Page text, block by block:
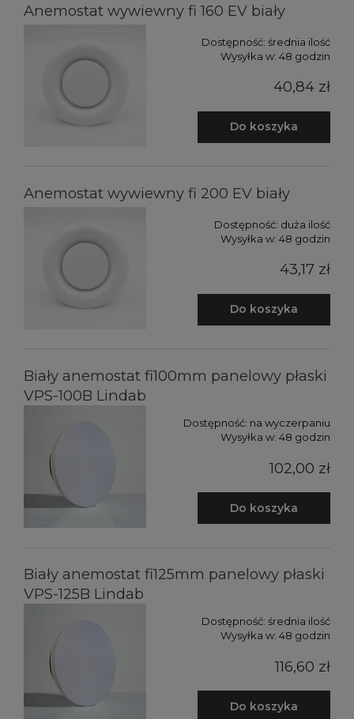
Anemostat wywiewny fi 160 EV biały
Dostępność: średnia ilość
Wysyłka w: 48 godzin
40,84 zł
Do koszyka
Anemostat wywiewny fi 200 EV biały
Dostępność: duża ilość
Wysyłka w: 48 godzin
43,17 zł
Do koszyka
Biały anemostat fi100mm panelowy płaski
VPS-100B Lindab
Dostępność: na wyczerpaniu
Wysyłka w: 48 godzin
102,00 zł
Do koszyka
Biały anemostat fi125mm panelowy płaski
VPS-125B Lindab
Dostępność: średnia ilość
Wysyłka w: 48 godzin
116,60 zł
Do koszyka